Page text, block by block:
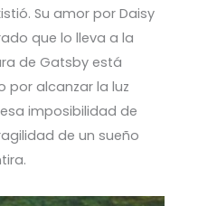
Su amor por Daisy
que lo lleva a la
de Gatsby está
por alcanzar la luz
imposibilidad de
de un sueño